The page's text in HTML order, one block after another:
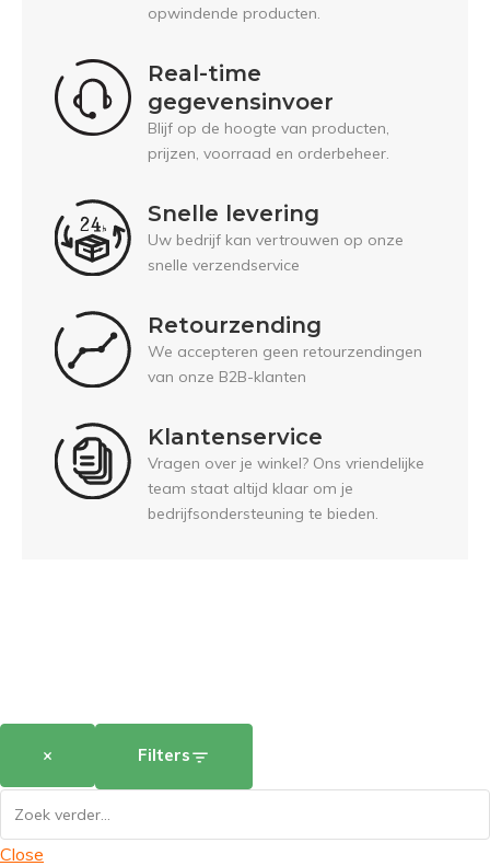
opwindende producten.
Real-time
gegevensinvoer
Blijf op de hoogte van producten,
prijzen, voorraad en orderbeheer.
Snelle levering
Uw bedrijf kan vertrouwen op onze
snelle verzendservice
Retourzending
We accepteren geen retourzendingen
van onze B2B-klanten
Klantenservice
Vragen over je winkel? Ons vriendelijke
team staat altijd klaar om je
bedrijfsondersteuning te bieden.
× Filters
Close